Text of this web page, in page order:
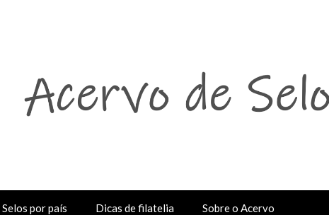
Selos por país Dicas de filatelia Sobre o Acervo